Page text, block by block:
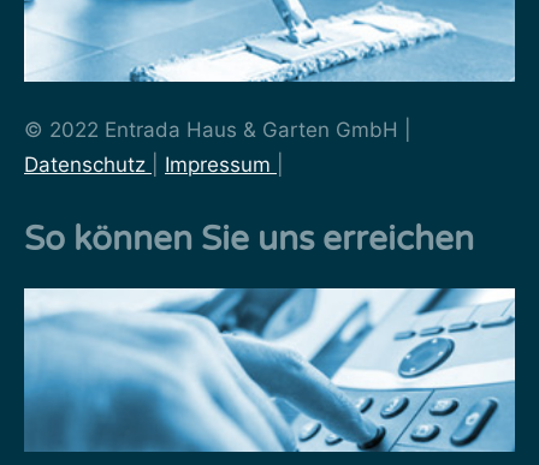
© 2022 Entrada Haus & Garten GmbH |
Datenschutz
Impressum
So können Sie uns erreichen